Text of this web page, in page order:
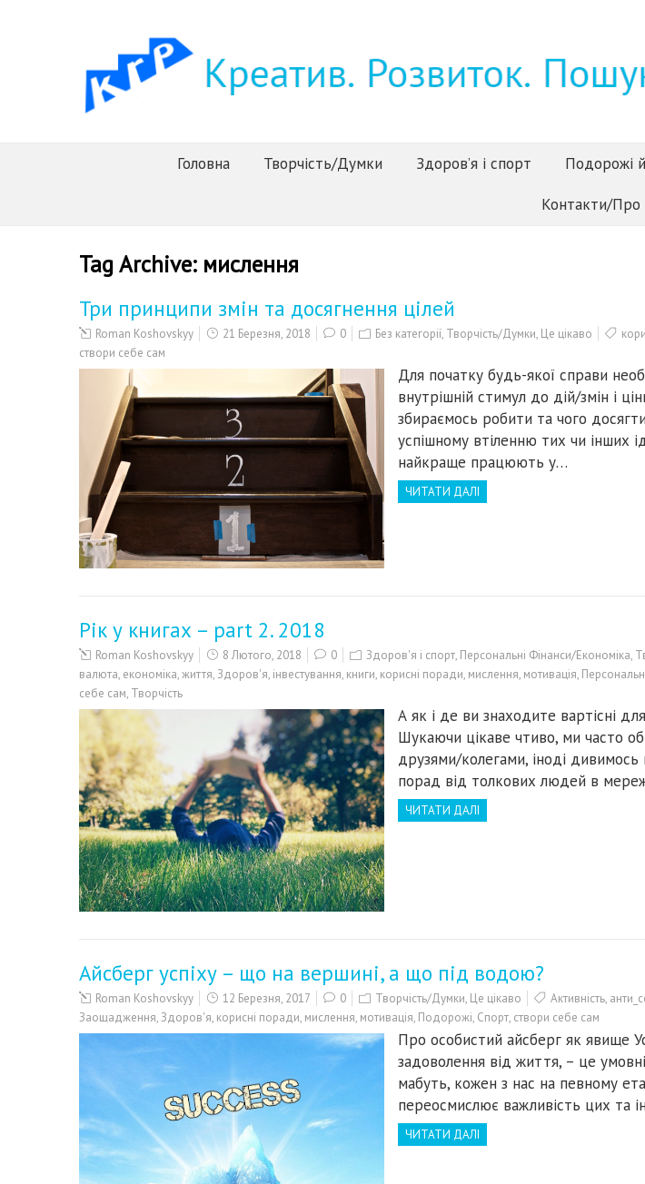
Головна Творчість/Думки Здоров’я і спорт Подорожі
Контакти/Про
Tag Archive: мислення
Три принципи змін та досягнення цілей
Roman Koshovskyy 21 Березня, 2018 0 Без категорії, Творчість/Думки, Це цікаво
створи себе сам
Для початку будь-якої справи
внутрішній стимул до дій/змін і
збираємось робити та чого
успішному втіленню тих чи інших
найкраще працюють у…
ЧИТАТИ ДАЛІ
Рік у книгах – part 2. 2018
Roman Koshovskyy 8 Лютого, 2018 0 Здоров'я і спорт, Персональні Фінанси/Економіка,
валюта, економіка,життя,Здоров'я, інвестування, книги, корисні поради, мислення, мотивація,
себе сам, Творчість
А як і де ви знаходите вартісні
Шукаючи цікаве чтиво, ми часто
друзями/колегами, іноді дивимось
порад від толкових людей в
ЧИТАТИ ДАЛІ
Айсберг успіху – що на вершині, а що під водою?
Roman Koshovskyy 12 Березня, 2017 0 Творчість/Думки, Це цікаво Активність,
Заощадження,Здоров'я, корисні поради, мислення, мотивація, Подорожі, Спорт, створи себе сам
Про особистий айсберг як явище
задоволення від життя, – це
мабуть, кожен з нас на певному
переосмислює важливість цих та
ЧИТАТИ ДАЛІ